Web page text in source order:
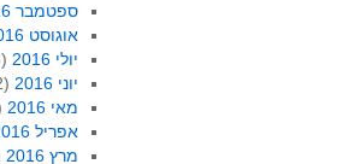
ספטמבר 2016
אוגוסט 2016
יולי 2016
(3)
יוני 2016
(2)
מאי 2016
אפריל 2016
מרץ 2016